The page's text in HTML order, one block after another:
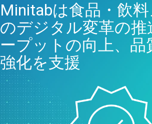
Minitabは食品・飲
のデジタル変革の推
ープットの向上、品
強化を支援